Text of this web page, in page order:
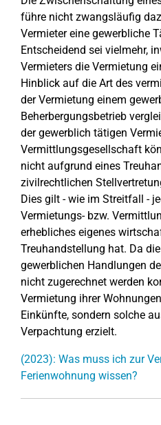
führe nicht zwangsläufig
Vermieter eine gewerbliche
Entscheidend sei vielmehr,
Vermieters die Vermietung
Hinblick auf die Art des
der Vermietung einem
Beherbergungsbetrieb
der gewerblich tätigen
Vermittlungsgesellschaft
nicht aufgrund eines
zivilrechtlichen
Dies gilt - wie im Streitfall -
Vermietungs- bzw.
erhebliches eigenes
Treuhandstellung hat. Da
gewerblichen Handlungen
nicht zugerechnet werden
Vermietung ihrer
Einkünfte, sondern solche
Verpachtung erzielt.
(2023): Was muss ich zur
Ferienwohnung wissen?